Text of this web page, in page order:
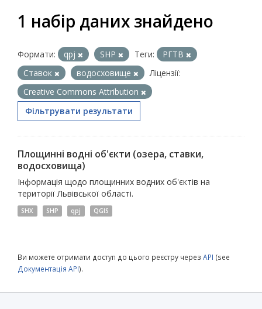
1 набір даних знайдено
Формати: qpj SHP Теги:
РГТВ
Ставок
водосховище
Ліцензії:
Creative Commons Attribution
Фільтрувати результати
Площинні водні об'єкти (озера, ставки,
водосховища)
Інформація щодо площинних водних об'єктів на
території Львівської області.
SHX SHP qpj QGIS
Ви можете отримати доступ до цього реєстру через API (see
Документація API).